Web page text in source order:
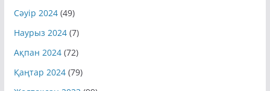
Сәуір 2024(49)
Наурыз 2024(7)
Ақпан 2024(72)
Қаңтар 2024(79)